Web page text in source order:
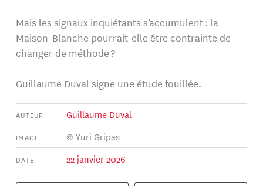
Mais les signaux inquiétants s’accumulent : la
Maison-Blanche pourrait-elle être contrainte de
changer de méthode ?
Guillaume Duval signe une étude fouillée.
AUTEUR Guillaume Duval
IMAGE © Yuri Gripas
DATE 22 janvier 2026